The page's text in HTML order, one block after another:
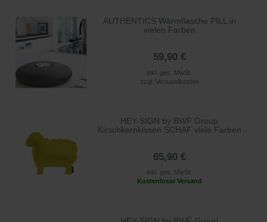
AUTHENTICS Wärmflasche PILL in
vielen Farben
59,90 €
inkl. ges. MwSt.
zzgl. Versandkosten
HEY-SIGN by BWF Group
Kirschkernkissen SCHAF viele Farben
65,90 €
inkl. ges. MwSt.
Kostenloser Versand